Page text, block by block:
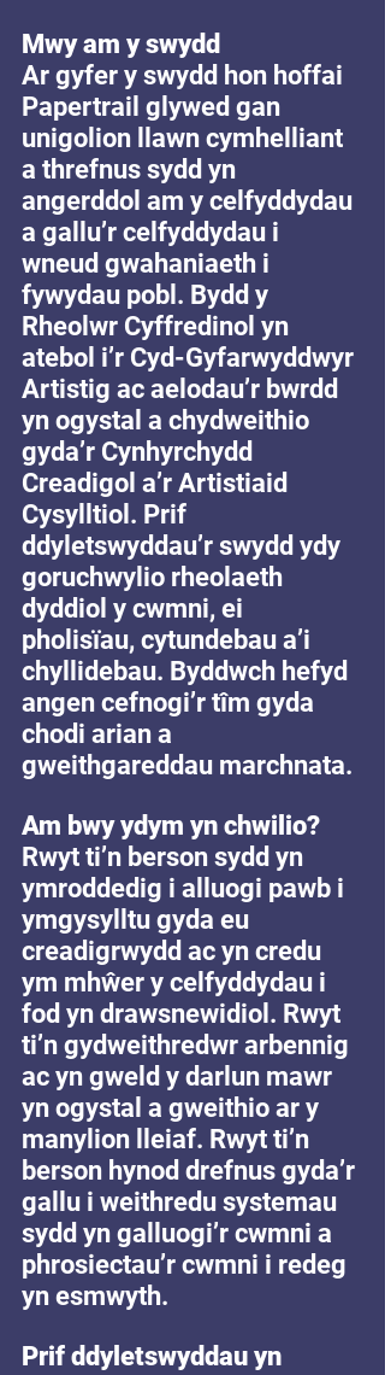
Mwy am y swydd
Ar gyfer y swydd hon hoffai
Papertrail glywed gan
unigolion llawn cymhelliant
a threfnus sydd yn
angerddol am y celfyddydau
a gallu’r celfyddydau i
wneud gwahaniaeth i
fywydau pobl. Bydd y
Rheolwr Cyffredinol yn
atebol i’r Cyd-Gyfarwyddwyr
Artistig ac aelodau’r bwrdd
yn ogystal a chydweithio
gyda’r Cynhyrchydd
Creadigol a’r Artistiaid
Cysylltiol. Prif
ddyletswyddau’r swydd ydy
goruchwylio rheolaeth
dyddiol y cwmni, ei
pholisïau, cytundebau a’i
chyllidebau. Byddwch hefyd
angen cefnogi’r tîm gyda
chodi arian a
gweithgareddau marchnata.
Am bwy ydym yn chwilio?
Rwyt ti’n berson sydd yn
ymroddedig i alluogi pawb i
ymgysylltu gyda eu
creadigrwydd ac yn credu
ym mhŵer y celfyddydau i
fod yn drawsnewidiol. Rwyt
ti’n gydweithredwr arbennig
ac yn gweld y darlun mawr
yn ogystal a gweithio ar y
manylion lleiaf. Rwyt ti’n
berson hynod drefnus gyda’r
gallu i weithredu systemau
sydd yn galluogi’r cwmni a
phrosiectau’r cwmni i redeg
yn esmwyth.
Prif ddyletswyddau yn